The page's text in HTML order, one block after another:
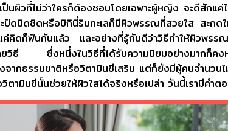
นผิวที่ไม่ว่าใครก็ต้องชอบโดยเฉพาะผู้หญิง จะดีสักแค่ไ
ปิดมิดชิดหรือบิกินี่ริมทะเลก็มีผิวพรรณที่สวยใส สะกด
คิดก็ฟินกันแล้ว และอย่างที่รู้กันดีว่าวิธีทำให้ผิวพรรณ
ยวิธี ซึ่งหนึ่งในวิธีที่ได้รับความนิยมอย่างมากก็คงห
ากธรรมชาติหรือวิตามินซีเสริม แต่ก็ยังมีผู้คนจำนวน
ตามินซีนั้นช่วยให้ผิวใสได้จริงหรือเปล่า วันนี้เรามีคำต